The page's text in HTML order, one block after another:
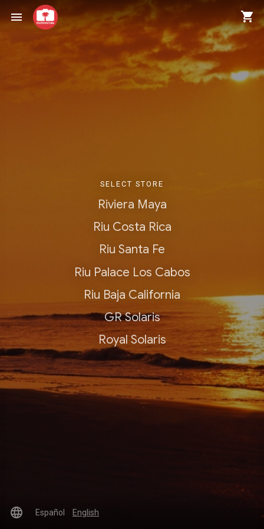
menu shopping_cart
SELECT STORE
Riviera Maya
Riu Costa Rica
Riu Santa Fe
Riu Palace Los Cabos
Riu Baja California
GR Solaris
Royal Solaris
language Español English